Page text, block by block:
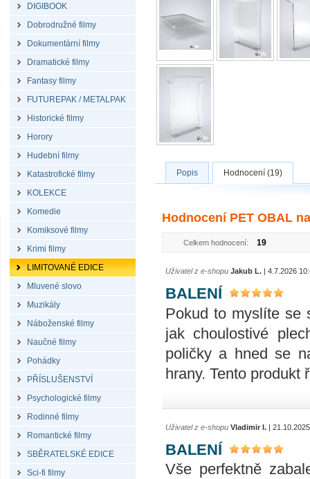
DIGIBOOK
Dobrodružné filmy
Dokumentární filmy
Dramatické filmy
Fantasy filmy
FUTUREPAK / METALPAK
Historické filmy
Horory
Hudební filmy
Katastrofické filmy
KOLEKCE
Komedie
Komiksové filmy
Krimi filmy
LIMITOVANÉ EDICE
Mluvené slovo
Muzikály
Náboženské filmy
Naučné filmy
Pohádky
PŘÍSLUŠENSTVÍ
Psychologické filmy
Rodinné filmy
Romantické filmy
SBĚRATELSKÉ EDICE
Sci-fi filmy
Popis Hodnocení (19)
Hodnocení PET OBAL
Celkem hodnocení: 19
Uživatel z e-shopu Jakub L. | 4.7.2026
BALENÍ
Pokud to myslíte se
jak choulostivé
poličky a hned se
hrany. Tento produkt
Uživatel z e-shopu Vladimir I. |
BALENÍ
Vše perfektně